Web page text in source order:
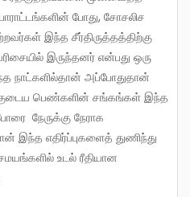
போது, ​​சோசலிச
இந்த சீர்திருத்தத்திற்கு
இருந்தனர் என்பது ஒரு
நாட்களில்தான் அப்போதுதான்
பெண்களின் சங்கங்கள் இந்த
நேருக்கு நேராக
எதிர்ப்புகளைத் துணிந்து
உடல் ரீதியான